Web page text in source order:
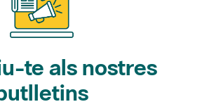
te als nostres